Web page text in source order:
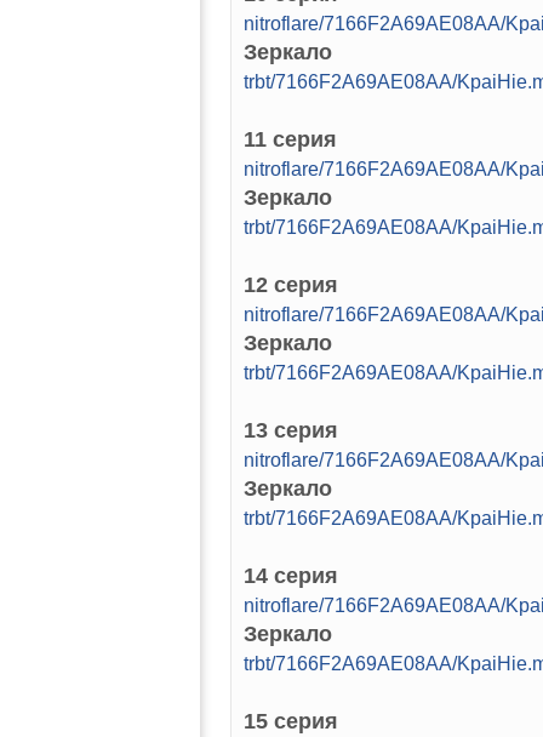
nitroflare/7166F2A69AE08AA/
Зеркало
trbt/7166F2A69AE08AA/
11 серия
nitroflare/7166F2A69AE08AA/
Зеркало
trbt/7166F2A69AE08AA/
12 серия
nitroflare/7166F2A69AE08AA/
Зеркало
trbt/7166F2A69AE08AA/
13 серия
nitroflare/7166F2A69AE08AA/
Зеркало
trbt/7166F2A69AE08AA/
14 серия
nitroflare/7166F2A69AE08AA/
Зеркало
trbt/7166F2A69AE08AA/
15 серия